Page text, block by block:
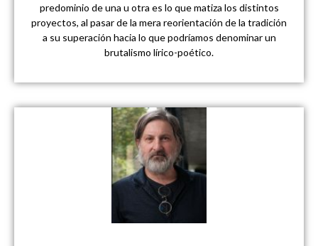
predominio de una u otra es lo que matiza los distintos
proyectos, al pasar de la mera reorientación de la tradición
a su superación hacia lo que podríamos denominar un
brutalismo lírico-poético.